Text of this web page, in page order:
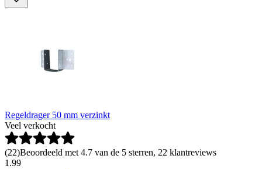
Regeldrager 50 mm verzinkt
Veel verkocht
(22)Beoordeeld met 4.7 van de 5 sterren, 22 klantreviews
1.99